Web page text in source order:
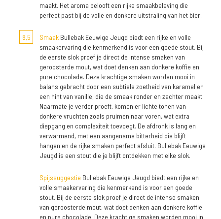
maakt. Het aroma belooft een rijke smaakbeleving die
perfect past bij de volle en donkere uitstraling van het bier.
8,5 Smaak Bullebak Eeuwige Jeugd biedt een rijke en volle
smaakervaring die kenmerkend is voor een goede stout. Bij
de eerste slok proef je direct de intense smaken van
geroosterde mout, wat doet denken aan donkere koffie en
pure chocolade. Deze krachtige smaken worden mooi in
balans gebracht door een subtiele zoetheid van karamel en
een hint van vanille, die de smaak ronder en zachter maakt.
Naarmate je verder proeft, komen er lichte tonen van
donkere vruchten zoals pruimen naar voren, wat extra
diepgang en complexiteit toevoegt. De afdronk is lang en
verwarmend, met een aangename bitterheid die blijft
hangen en de rijke smaken perfect afsluit. Bullebak Eeuwige
Jeugd is een stout die je blijft ontdekken met elke slok.
Spijssuggestie Bullebak Eeuwige Jeugd biedt een rijke en
volle smaakervaring die kenmerkend is voor een goede
stout. Bij de eerste slok proef je direct de intense smaken
van geroosterde mout, wat doet denken aan donkere koffie
en pure chocolade. Deze krachtige smaken worden mooi in